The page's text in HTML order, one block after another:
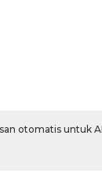
otomatis untuk